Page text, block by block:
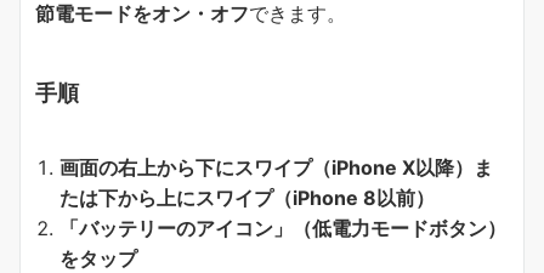
節電モードをオン・オフできます。
手順
画面の右上から下にスワイプ（iPhone X以降）ま
たは下から上にスワイプ（iPhone 8以前）
「バッテリーのアイコン」（低電力モードボタン）
をタップ